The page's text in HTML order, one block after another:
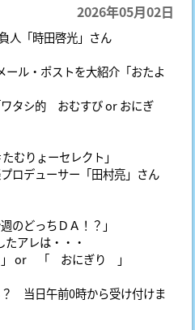
2026年05月02日
「時田啓光」さん
ル・ポストを大紹介「おたよ
おむすび or おにぎ
むりょーセレクト」
ューサー「田村亮」さん
のどっちＤＡ！？」
レは・・・
「 おにぎり 」
午前0時から受け付けま